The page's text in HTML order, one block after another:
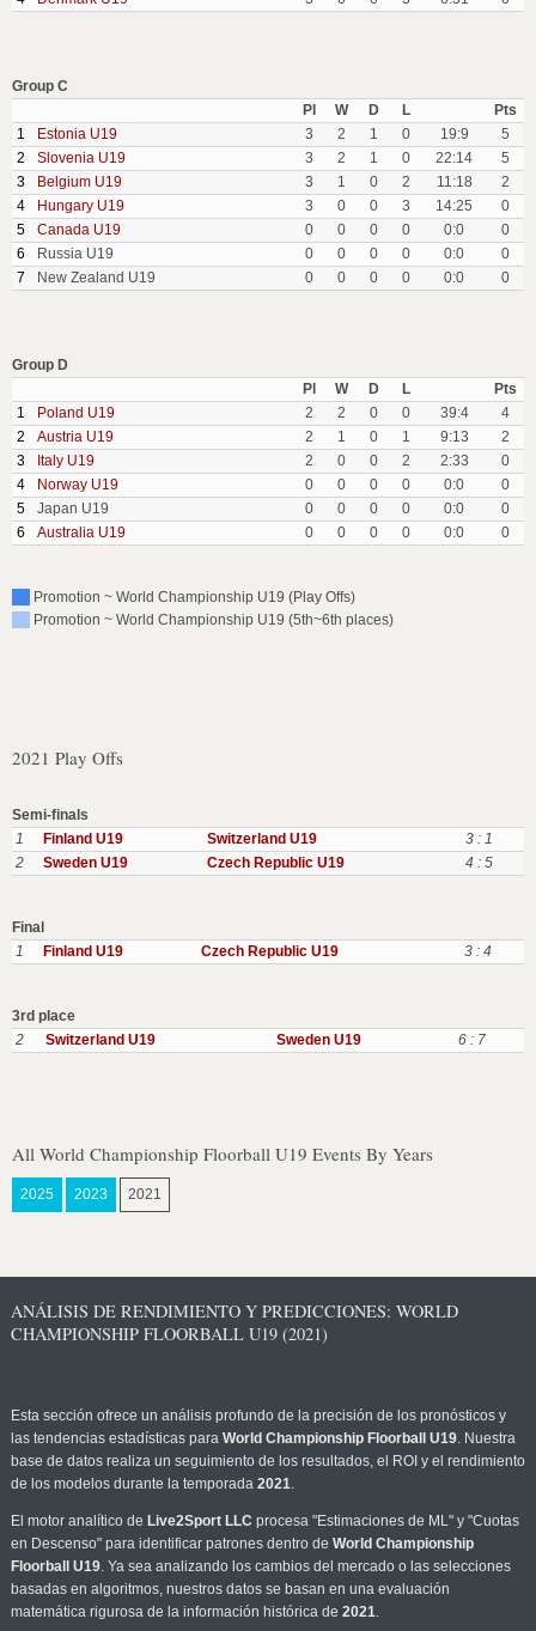
Group C
Pl
W D L
Pts
1
Estonia U19 3 2 1 0 19:9
5
2
Slovenia U19 3 2 1 0 22:14
5
3
Belgium U19 3 1 0 2 11:18
2
4
Hungary U19 3 0 0 3 14:25
0
5
Canada U19 0 0 0 0 0:0
0
6
Russia U19 0 0 0 0 0:0
0
7
New Zealand U19 0 0 0 0 0:0 0
Group D
Pl
W D L
Pts
1
Poland U19 2 2 0 0 39:4
4
2
Austria U19 2 1 0 1 9:13
2
3
Italy U19 2 0 0 2 2:33
0
4
Norway U19 0 0 0 0 0:0
0
5
Japan U19 0 0 0 0 0:0
0
6
Australia U19 0 0 0 0 0:0 0
Promotion ~ World Championship U19 (Play Offs)
Promotion ~ World Championship U19 (5th~6th places)
2021 Play Offs
Semi-finals
1
Finland U19 Switzerland U19
3 : 1
2
Sweden U19 Czech Republic U19 4 : 5
Final
1
Finland U19 Czech Republic U19 3 : 4
3rd place
2
Switzerland U19 Sweden U19 6 : 7
All World Championship Floorball U19 Events By Years
2025 2023 2021
ANÁLISIS DE RENDIMIENTO Y PREDICCIONES: WORLD
CHAMPIONSHIP FLOORBALL U19 (2021)
Esta sección ofrece un análisis profundo de la precisión de los pronósticos y
las tendencias estadísticas para World Championship Floorball U19. Nuestra
base de datos realiza un seguimiento de los resultados, el ROI y el rendimiento
de los modelos durante la temporada 2021.
El motor analítico de Live2Sport LLC procesa "Estimaciones de ML" y "Cuotas
en Descenso" para identificar patrones dentro de World Championship
Floorball U19. Ya sea analizando los cambios del mercado o las selecciones
basadas en algoritmos, nuestros datos se basan en una evaluación
matemática rigurosa de la información histórica de 2021.